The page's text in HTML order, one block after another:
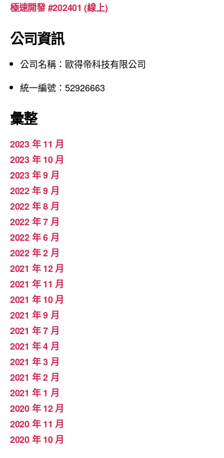
極速開發 #202401 (線上)
公司資訊
公司名稱：歐得帝科技有限公司
統一編號：52926663
彙整
2023 年 11 月
2023 年 10 月
2023 年 9 月
2022 年 9 月
2022 年 8 月
2022 年 7 月
2022 年 6 月
2022 年 2 月
2021 年 12 月
2021 年 11 月
2021 年 10 月
2021 年 9 月
2021 年 7 月
2021 年 4 月
2021 年 3 月
2021 年 2 月
2021 年 1 月
2020 年 12 月
2020 年 11 月
2020 年 10 月